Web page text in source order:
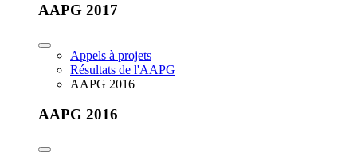
AAPG 2017
Appels à projets
Résultats de l'AAPG
AAPG 2016
AAPG 2016